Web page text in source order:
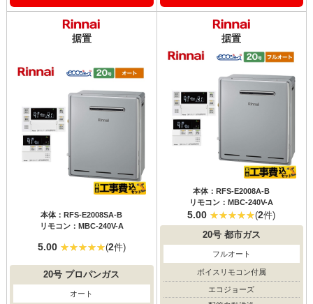
据置
本体：RFS-E2008SA-B
リモコン：MBC-240V-A
5.00 (2件)
20号 プロパンガス
オート
据置
本体：RFS-E2008A-B
リモコン：MBC-240V-A
5.00 (2件)
20号都市ガス
フルオート
ボイスリモコン付属
エコジョーズ